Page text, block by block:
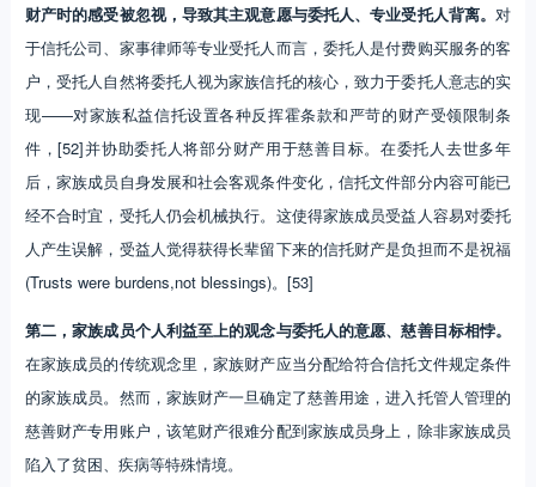
财产时的感受被忽视，导致其主观意愿与委托人、专业受托人背离。 对
于信托公司、家事律师等专业受托人而言，委托人是付费购买服务的客
户，受托人自然将委托人视为家族信托的核心，致力于委托人意志的实
现——对家族私益信托设置各种反挥霍条款和严苛的财产受领限制条
件，[52]并协助委托人将部分财产用于慈善目标。在委托人去世多年
后，家族成员自身发展和社会客观条件变化，信托文件部分内容可能已
经不合时宜，受托人仍会机械执行。这使得家族成员受益人容易对委托
人产生误解，受益人觉得获得长辈留下来的信托财产是负担而不是祝福
(Trusts were burdens,not blessings)。[53]
第二，家族成员个人利益至上的观念与委托人的意愿、慈善目标相悖。
在家族成员的传统观念里，家族财产应当分配给符合信托文件规定条件
的家族成员。然而，家族财产一旦确定了慈善用途，进入托管人管理的
慈善财产专用账户，该笔财产很难分配到家族成员身上，除非家族成员
陷入了贫困、疾病等特殊情境。